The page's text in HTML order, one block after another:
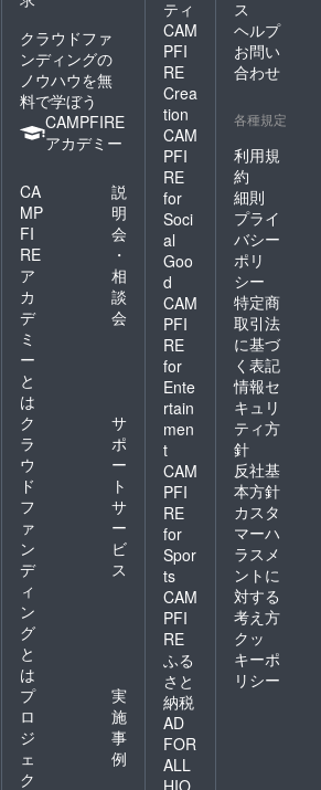
クラウドファ
ンディングの
ノウハウを無
料で学ぼう
CAMPFIRE
アカデミー
CA
MP
FI
RE
ア
カ
デ
ミ
ー
と
は
説
明
会
・
相
談
会
ク
ラ
ウ
ド
フ
ァ
ン
デ
ィ
ン
グ
と
は
サ
ポ
ー
ト
サ
ー
ビ
ス
プ
ロ
ジ
ェ
ク
実
施
事
例
ティ
CAM
PFI
RE
Crea
tion
CAM
PFI
RE
for
Soci
al
Goo
d
CAM
PFI
RE
for
Ente
rtain
men
t
CAM
PFI
RE
for
Spor
ts
CAM
PFI
RE
ふる
さと
納税
AD
FOR
ALL
HIO
ス
ヘルプ
お問い
合わせ
各種規定
利用規
約
細則
プライ
バシー
ポリ
シー
特定商
取引法
に基づ
く表記
情報セ
キュリ
ティ方
針
反社基
本方針
カスタ
マーハ
ラスメ
ントに
対する
考え方
クッ
キーポ
リシー